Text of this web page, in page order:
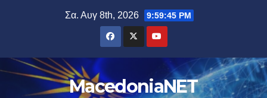
Σα. Αυγ 8th, 2026 9:59:46 PM
MacedoniaNET